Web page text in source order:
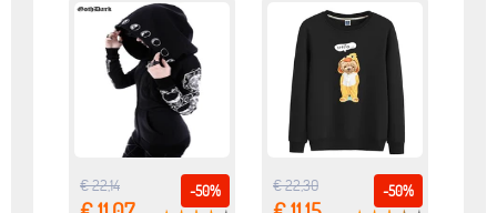
-50%
€ 22,14 -50%
€ 22,30